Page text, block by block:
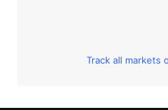
Track all markets